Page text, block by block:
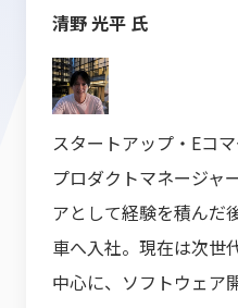
清野 光平 氏
スタートアップ・Eコ
プロダクトマネージャ
アとして経験を積んだ
車へ入社。現在は次世
中心に、ソフトウェア